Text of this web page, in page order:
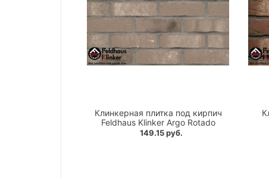
Клинкерная плитка под кирпич
Feldhaus Klinker Argo Rotado
149.15 руб.